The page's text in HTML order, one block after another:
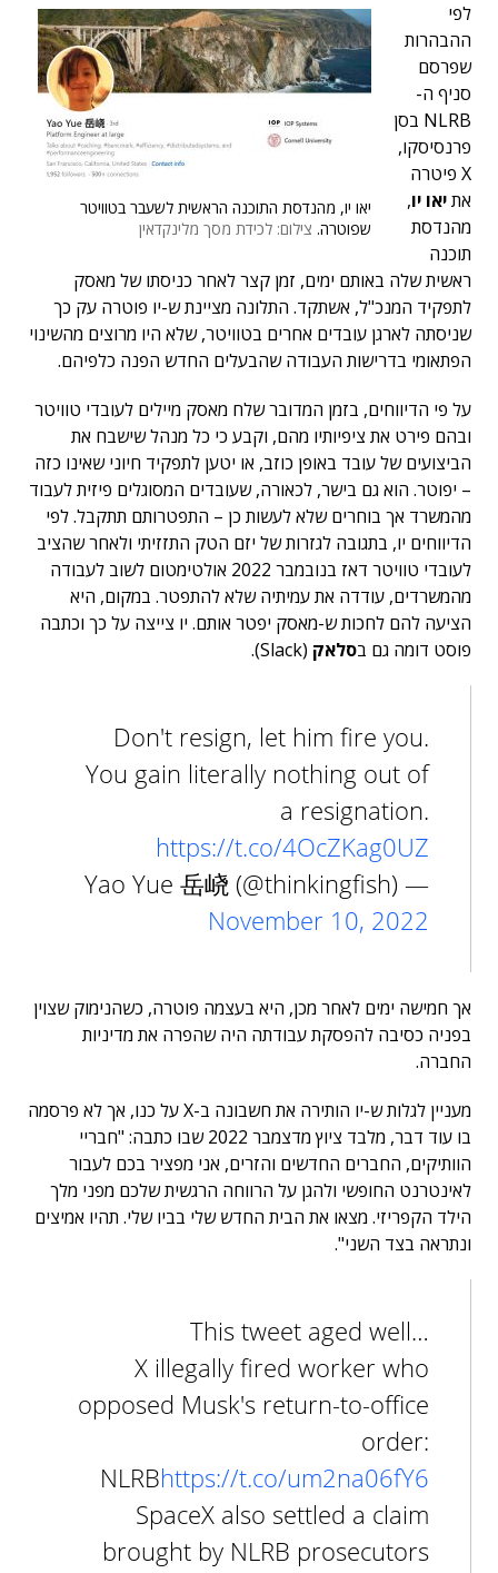
יאו יו, מהנדסת התוכנה הראשית לשעבר בטוויטר
שפוטרה. צילום: לכידת מסך מלינקדאין
לפי
ההבהרות
שפרסם
סניף ה-
NLRB בסן
פרנסיסקו,
X פיטרה
אתיאו יו,
מהנדסת
תוכנה
ראשית שלה באותם ימים, זמן קצר לאחר כניסתו של מאסק
לתפקיד המנכ"ל, אשתקד. התלונה מציינת ש-יו פוטרה עק כך
שניסתה לארגן עובדים אחרים בטוויטר, שלא היו מרוצים מהשינוי
הפתאומי בדרישות העבודה שהבעלים החדש הפנה כלפיהם.
על פי הדיווחים, בזמן המדובר שלח מאסק מיילים לעובדי טוויטר
ובהם פירט את ציפיותיו מהם, וקבע כי כל מנהל שישבח את
הביצועים של עובד באופן כוזב, או יטען לתפקיד חיוני שאינו כזה
– יפוטר. הוא גם בישר, לכאורה, שעובדים המסוגלים פיזית לעבוד
מהמשרד אך בוחרים שלא לעשות כן – התפטרותם תתקבל. לפי
הדיווחים יו, בתגובה לגזרות של יזם הטק התזזיתי ולאחר שהציב
לעובדי טוויטר דאז בנובמבר 2022 אולטימטום לשוב לעבודה
מהמשרדים, עודדה את עמיתיה שלא להתפטר. במקום, היא
הציעה להם לחכות ש-מאסק יפטר אותם. יו צייצה על כך וכתבה
פוסט דומה גם בסלאק (Slack).
Don't resign, let him fire you.
You gain literally nothing out of
a resignation.
https://t.co/4OcZKag0UZ
— Yao Yue 岳峣 (@thinkingfish)
November 10, 2022
אך חמישה ימים לאחר מכן, היא בעצמה פוטרה, כשהנימוק שצוין
בפניה כסיבה להפסקת עבודתה היה שהפרה את מדיניות
החברה.
מעניין לגלות ש-יו הותירה את חשבונה ב-X על כנו, אך לא פרסמה
בו עוד דבר, מלבד ציוץ מדצמבר 2022 שבו כתבה: "חבריי
הוותיקים, החברים החדשים והזרים, אני מפציר בכם לעבור
לאינטרנט החופשי ולהגן על הרווחה הרגשית שלכם מפני מלך
הילד הקפריזי. מצאו את הבית החדש שלי בביו שלי. תהיו אמיצים
ונתראה בצד השני".
This tweet aged well…
X illegally fired worker who
opposed Musk's return-to-office
order:
NLRBhttps://t.co/um2na06fY6
SpaceX also settled a claim
brought by NLRB prosecutors